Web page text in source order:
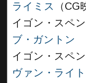
ライミス
（CG
イゴン・スペ
ブ・ガントン
イゴン・スペ
ヴァン・ライ